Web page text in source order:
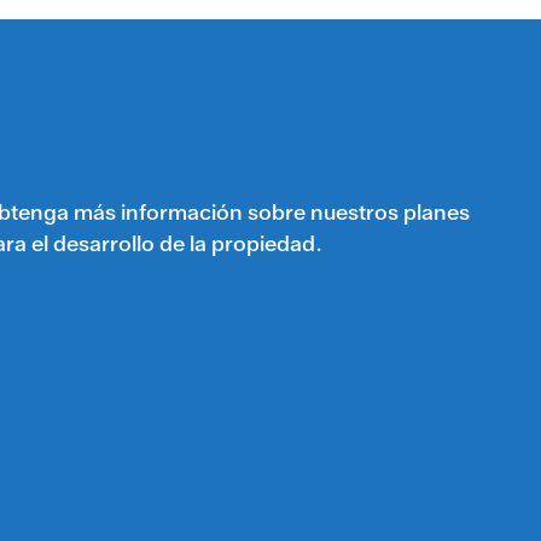
más información sobre nuestros planes
el desarrollo de la propiedad.